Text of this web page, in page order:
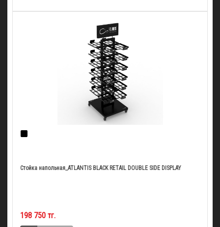
Стойка напольная_ATLANTIS BLACK RETAIL DOUBLE SIDE DISPLAY
198 750 тг.